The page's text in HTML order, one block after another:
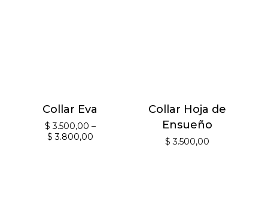
Collar Eva
$ 3.500,00 –
$ 3.800,00
Collar Hoja de
Ensueño
$ 3.500,00